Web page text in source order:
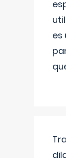
es